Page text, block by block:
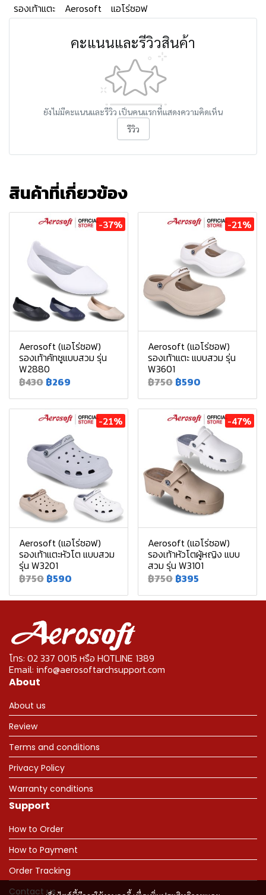
รองเท้าแตะ Aerosoft แอโร่ซอฟ
คะแนนและรีวิวสินค้า
ยังไม่มีคะแนนและรีวิว เป็นคนแรกที่แสดงความคิดเห็น
รีวิว
สินค้าที่เกี่ยวข้อง
-37%
Aerosoft (แอโร่ซอฟ)
รองเท้าคัทชูแบบสวม รุ่น
W2880
฿430 ฿269
-21%
Aerosoft (แอโร่ซอฟ)
รองเท้าแตะ แบบสวม รุ่น
W3601
฿750 ฿590
-21%
Aerosoft (แอโร่ซอฟ)
รองเท้าแตะหัวโต แบบสวม
รุ่น W3201
฿750 ฿590
-47%
Aerosoft (แอโร่ซอฟ)
รองเท้าหัวโตผู้หญิง แบบ
สวม รุ่น W3101
฿750 ฿395
โทร: 02 337 0015 หรือ HOTLINE 1389
Email: info@aerosoftarchsupport.com
About
About us
Review
Terms and conditions
Privacy Policy
Warranty conditions
Support
How to Order
How to Payment
Order Tracking
Contact us